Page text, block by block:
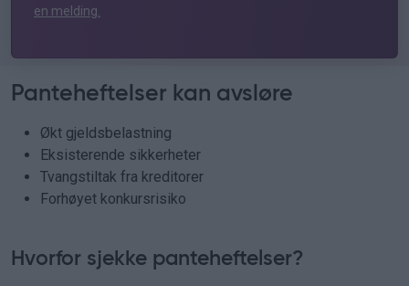
en melding.
Panteheftelser kan avsløre
Økt gjeldsbelastning
Eksisterende sikkerheter
Tvangstiltak fra kreditorer
Forhøyet konkursrisiko
Hvorfor sjekke panteheftelser?